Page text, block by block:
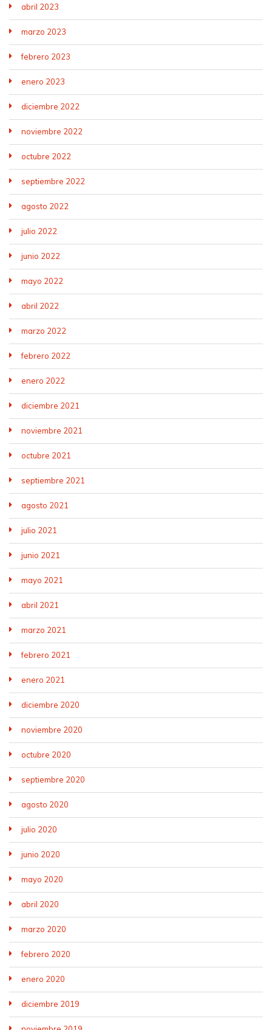
abril 2023
marzo 2023
febrero 2023
enero 2023
diciembre 2022
noviembre 2022
octubre 2022
septiembre 2022
agosto 2022
julio 2022
junio 2022
mayo 2022
abril 2022
marzo 2022
febrero 2022
enero 2022
diciembre 2021
noviembre 2021
octubre 2021
septiembre 2021
agosto 2021
julio 2021
junio 2021
mayo 2021
abril 2021
marzo 2021
febrero 2021
enero 2021
diciembre 2020
noviembre 2020
octubre 2020
septiembre 2020
agosto 2020
julio 2020
junio 2020
mayo 2020
abril 2020
marzo 2020
febrero 2020
enero 2020
diciembre 2019